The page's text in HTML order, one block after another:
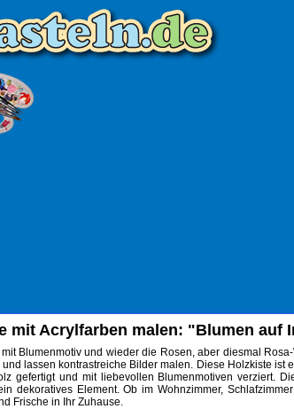
mit Acrylfarben malen: "Blumen auf
Blumenmotiv und wieder die Rosen, aber diesmal
lassen kontrastreiche Bilder malen. Diese Holzkiste ist
gefertigt und mit liebevollen Blumenmotiven verziert.
dekoratives Element. Ob im Wohnzimmer,
Frische in Ihr Zuhause.